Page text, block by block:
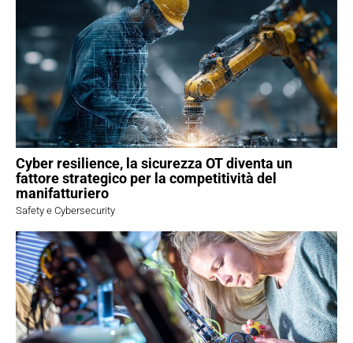
Cyber resilience, la sicurezza OT diventa un
fattore strategico per la competitività del
manifatturiero
Safety e Cybersecurity